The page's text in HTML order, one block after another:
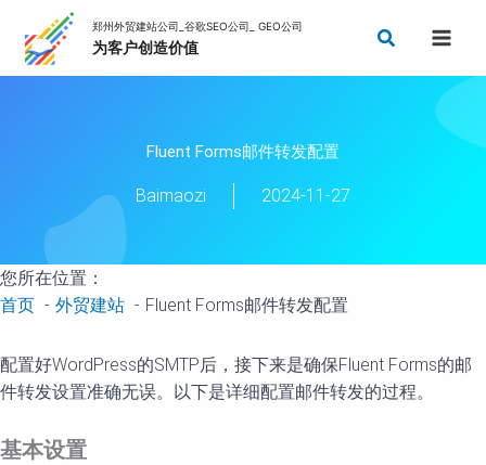
搜
Fluent Forms邮件转发配置
Baimaozi 2024-11-27
您所在位置：
首页
外贸建站 Fluent Forms邮件转发配置
配置好WordPress的SMTP后，接下来是确保Fluent Forms的邮
件转发设置准确无误。以下是详细配置邮件转发的过程。
基本设置